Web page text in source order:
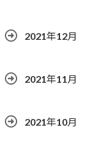
2021年12月
2021年11月
2021年10月